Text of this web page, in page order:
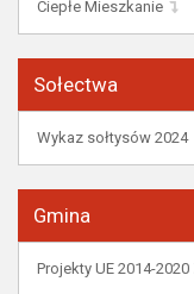
Ciepłe Mieszkanie
Sołectwa
Wykaz sołtysów 2024
Gmina
Projekty UE 2014-